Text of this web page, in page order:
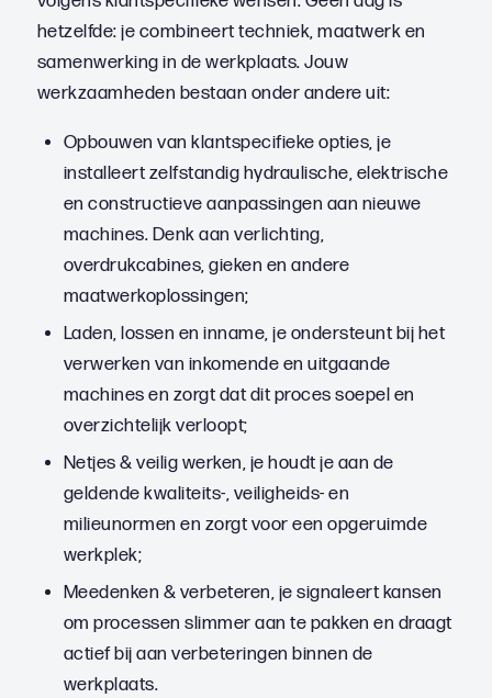
hetzelfde: je combineert techniek, maatwerk en
samenwerking in de werkplaats. Jouw
werkzaamheden bestaan onder andere uit:
Opbouwen van klantspecifieke opties, je
installeert zelfstandig hydraulische, elektrische
en constructieve aanpassingen aan nieuwe
machines. Denk aan verlichting,
overdrukcabines, gieken en andere
maatwerkoplossingen;
Laden, lossen en inname, je ondersteunt bij het
verwerken van inkomende en uitgaande
machines en zorgt dat dit proces soepel en
overzichtelijk verloopt;
Netjes & veilig werken, je houdt je aan de
geldende kwaliteits-, veiligheids- en
milieunormen en zorgt voor een opgeruimde
werkplek;
Meedenken & verbeteren, je signaleert kansen
om processen slimmer aan te pakken en draagt
actief bij aan verbeteringen binnen de
werkplaats.